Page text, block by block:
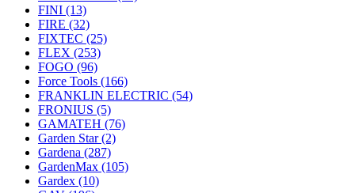
FINI (13)
FIRE (32)
FIXTEC (25)
FLEX (253)
FOGO (96)
Force Tools (166)
FRANKLIN ELECTRIC (54)
FRONIUS (5)
GAMATEH (76)
Garden Star(2)
Gardena (287)
GardenMax (105)
Gardex (10)